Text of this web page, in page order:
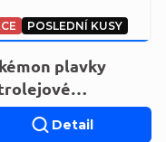
POSLEDNÍ KUSY
plavky
Detail